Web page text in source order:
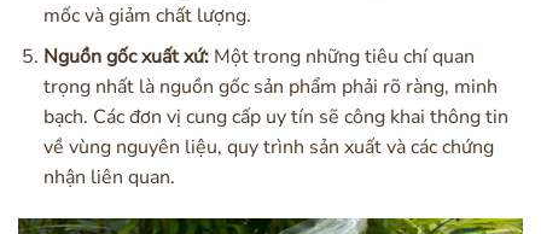
mốc và giảm chất lượng.
Nguồn gốc xuất xứ:Một trong những tiêu chí quan
trọng nhất là nguồn gốc sản phẩm phải rõ ràng, minh
bạch. Các đơn vị cung cấp uy tín sẽ công khai thông tin
về vùng nguyên liệu, quy trình sản xuất và các chứng
nhận liên quan.